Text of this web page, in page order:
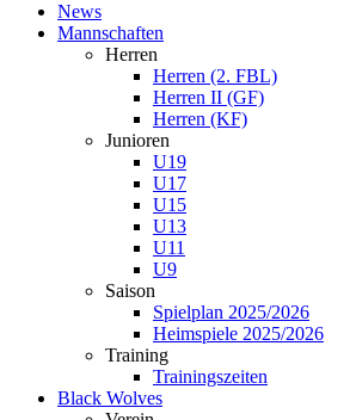
News
Mannschaften
Herren
Herren (2. FBL)
Herren II (GF)
Herren (KF)
Junioren
U19
U17
U15
U13
U11
U9
Saison
Spielplan 2025/2026
Heimspiele 2025/2026
Training
Trainingszeiten
Black Wolves